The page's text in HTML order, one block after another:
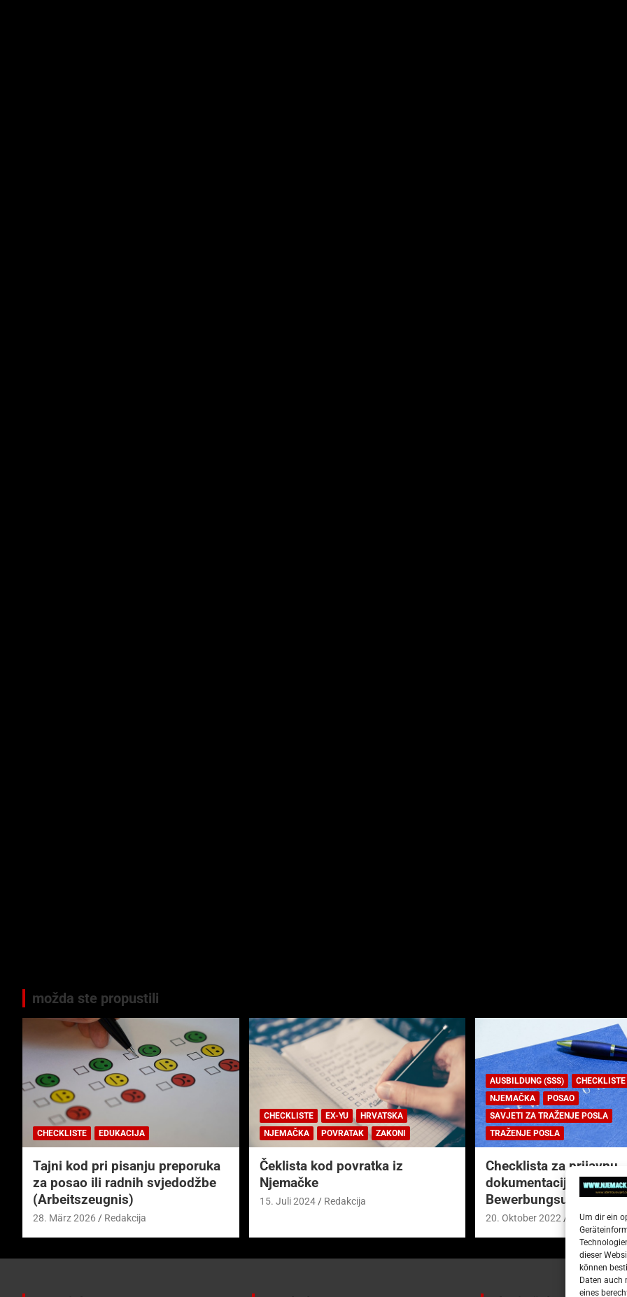
Um dir ein
dieser
können
Daten auch
eines
možda ste propustili
CHECKLISTE EDUKACIJA
Tajni kod pri pisanju preporuka
za posao ili radnih svjedodžbe
(Arbeitszeugnis)
28. März 2026 Redakcija
CHECKLISTE EX-YU
HRVATSKA
NJEMAČKA
POVRATAK ZAKONI
Čeklista kod povratka iz
Njemačke
15. Juli 2024 Redakcija
AUSBILDUNG (SSS)
CHECKLISTE
NJEMAČKA
POSAO
SAVJETI ZA TRAŽENJE POSLA
TRAŽENJE POSLA
Checklista za prijavnu
dokumentaciju (njem.
20. Oktober 2022 Redakcija